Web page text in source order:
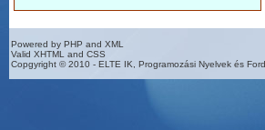
Powered by PHP and XML
Valid XHTML and CSS
Copgyright © 2010 - ELTE IK, Programozási Nyelvek és